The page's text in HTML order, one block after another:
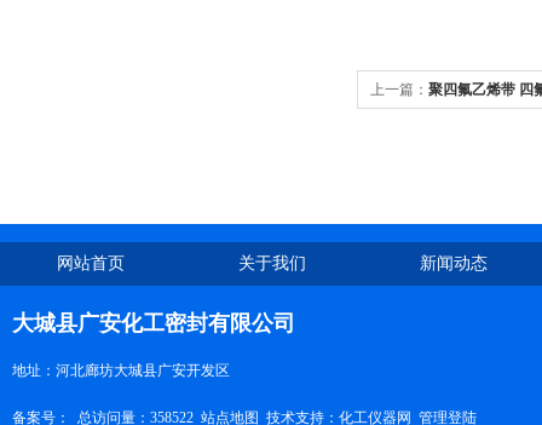
上一篇： 聚四氟乙烯带 四
网站首页 关于我们 新闻动态
大城县广安化工密封有限公司
地址：河北廊坊大城县广安开发区
备案号： 总访问量：358522 站点地图 技术支持： 化工仪器网 管理登陆